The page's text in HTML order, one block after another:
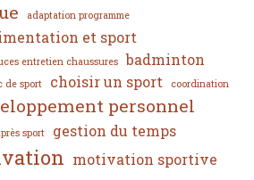
adaptation programme
et sport
entretien chaussures badminton
de sport choisir un sport coordination
personnel
sport gestion du temps
motivation sportive